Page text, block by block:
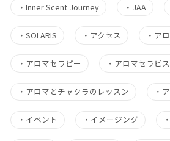
・ Inner Scent Journey ・ JAA
・ SOLARIS ・ アクセス ・ ア
・ アロマセラピー ・ アロマセラピ
・ アロマとチャクラのレッスン ・
・ イベント ・ イメージング ・